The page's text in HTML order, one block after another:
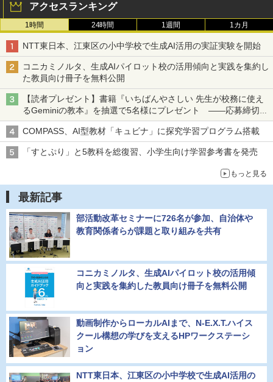
アクセスランキング
1時間 24時間 1週間 1カ月
NTT東日本、江東区の小中学校で生成AI活用の実証実験を開始
コニカミノルタ、生成AIパイロット校の活用傾向と実践を集約し
た教員向け冊子を無料公開
【読者プレゼント】書籍『いちばんやさしい 先生が校務に使え
るGeminiの教本』を抽選で5名様にプレゼント ――応募締切は
2026年8月12日（水）まで
COMPASS、AI型教材「キュビナ」に探究学習プログラム搭載
「すとぷり」と5教科を総復習、小学生向け学習参考書を発売
もっと見る
最新記事
部活動改革セミナーに726名が参加、自治体や
教育関係者らが課題と取り組みを共有
コニカミノルタ、生成AIパイロット校の活用傾
向と実践を集約した教員向け冊子を無料公開
動画制作からローカルAIまで、N-E.X.T.ハイス
クール構想の学びを支えるHPワークステーシ
ョン
NTT東日本、江東区の小中学校で生成AI活用の